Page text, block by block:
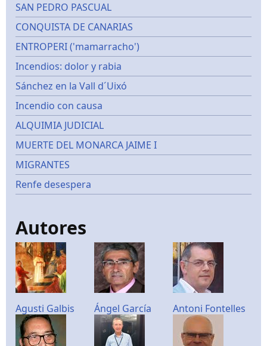
SAN PEDRO PASCUAL
CONQUISTA DE CANARIAS
ENTROPERI ('mamarracho')
Incendios: dolor y rabia
Sánchez en la Vall d´Uixó
Incendio con causa
ALQUIMIA JUDICIAL
MUERTE DEL MONARCA JAIME I
MIGRANTES
Renfe desespera
Autores
Agusti Galbis Ángel García Antoni Fontelles